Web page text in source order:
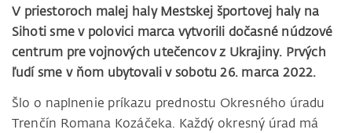
V priestoroch malej haly Mestskej športovej haly na
Sihoti sme v polovici marca vytvorili dočasné núdzové
centrum pre vojnových utečencov z Ukrajiny. Prvých
ľudí sme v ňom ubytovali v sobotu 26. marca 2022.
Šlo o naplnenie príkazu prednostu Okresného úradu
Trenčín Romana Kozáčeka. Každý okresný úrad má